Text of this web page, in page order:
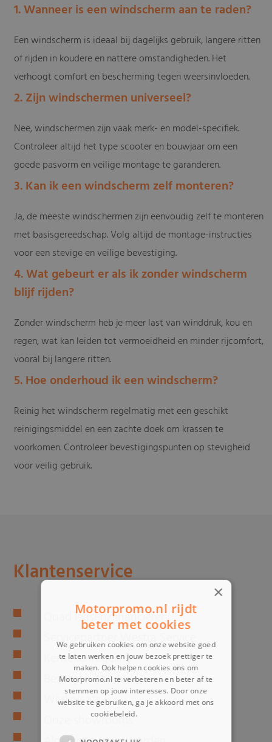
1. Wanneer is een windscherm aan te raden?
Een windscherm is ideaal bij dagelijks gebruik, langere ritten
of rijden in koudere en nattere omstandigheden. Het
verhoogt comfort en bescherming tegen weersinvloeden.
2. Zijn windschermen universeel?
Nee, windschermen zijn vaak merk- en model-specifiek.
Controleer altijd het type scooter en bouwjaar om een
goede pasvorm en veilige montage te garanderen.
3. Kan ik een windscherm zelf monteren?
Ja, de meeste windschermen zijn eenvoudig zelf te monteren
met basisgereedschap. Volg altijd de montage-instructies
voor een stevige en veilige bevestiging.
4. Wat gebeurt er als ik zonder windscherm
blijf rijden?
Zonder windscherm heb je meer last van winddruk, kou en
regen, wat kan leiden tot vermoeidheid en minder rijcomfort,
vooral bij langere ritten.
5. Hoe onderhoud ik een windscherm?
Reinig het windscherm regelmatig met een geschikt
reinigingsmiddel en een zachte doek om krassen te
voorkomen. Controleer bevestigingspunten op stevigheid
voor veilig gebruik.
Klantenservice
Quad leasen/financieren
Servicepartner Westra Service
Kentekenregeling
Bezorgen aan huis
Werkplaats
Onze showrooms
×
Motorpromo.nl rijdt
beter met cookies
We gebruiken cookies om onze website goed
te laten werken en jouw bezoek prettiger te
maken. Ook helpen cookies ons om
Motorpromo.nl te verbeteren en beter af te
stemmen op jouw interesses. Door onze
website te gebruiken, ga je akkoord met ons
cookiebeleid.